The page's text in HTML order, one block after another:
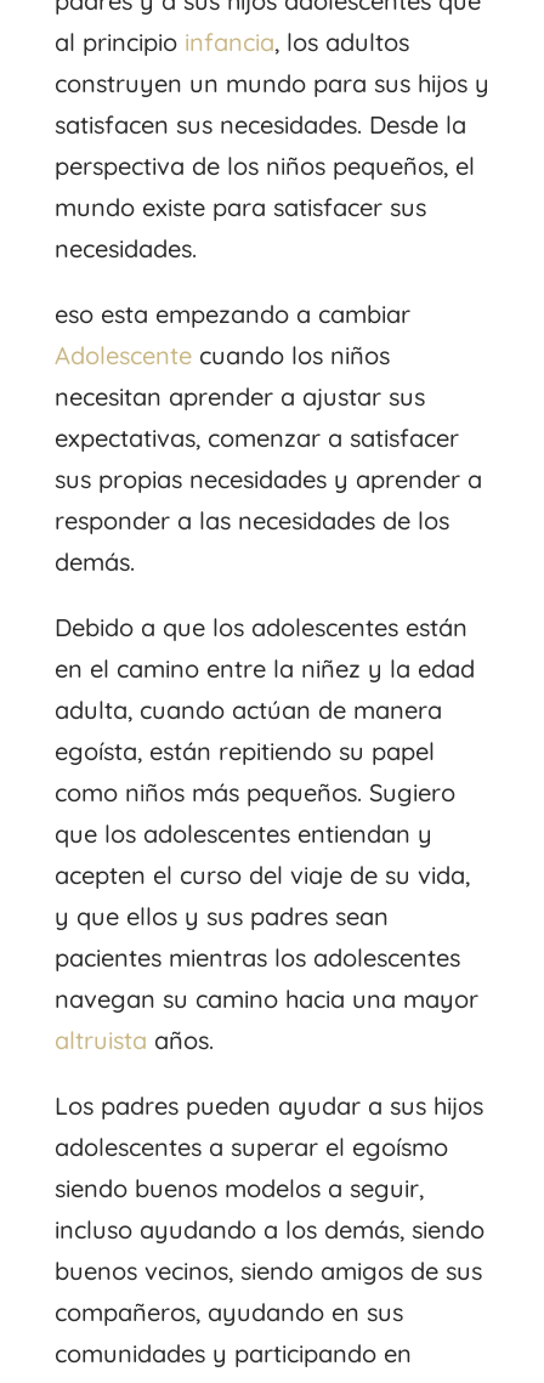
al principio infancia, los adultos
construyen un mundo para sus hijos y
satisfacen sus necesidades. Desde la
perspectiva de los niños pequeños, el
mundo existe para satisfacer sus
necesidades.
eso esta empezando a cambiar
Adolescentecuando los niños
necesitan aprender a ajustar sus
expectativas, comenzar a satisfacer
sus propias necesidades y aprender a
responder a las necesidades de los
demás.
Debido a que los adolescentes están
en el camino entre la niñez y la edad
adulta, cuando actúan de manera
egoísta, están repitiendo su papel
como niños más pequeños. Sugiero
que los adolescentes entiendan y
acepten el curso del viaje de su vida,
y que ellos y sus padres sean
pacientes mientras los adolescentes
navegan su camino hacia una mayor
altruista años.
Los padres pueden ayudar a sus hijos
adolescentes a superar el egoísmo
siendo buenos modelos a seguir,
incluso ayudando a los demás, siendo
buenos vecinos, siendo amigos de sus
compañeros, ayudando en sus
comunidades y participando en